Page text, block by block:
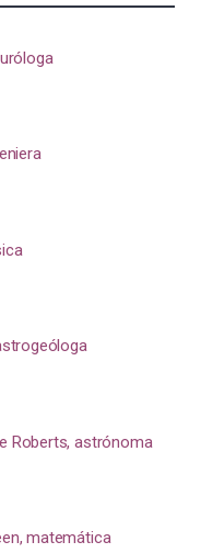
Roberts, astrónoma
matemática